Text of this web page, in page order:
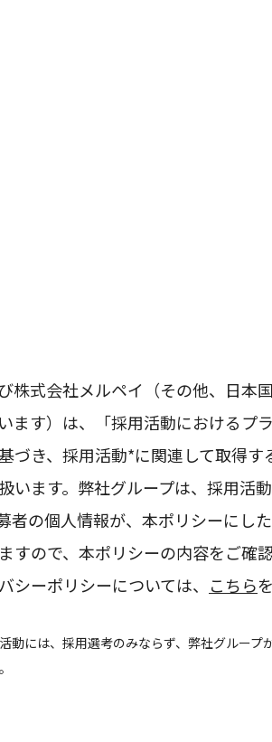
株式会社メルペイ（その他、日本
ます）は、「採用活動におけるプ
づき、採用活動*に関連して取得
います。弊社グループは、採用活
者の個人情報が、本ポリシーにし
すので、本ポリシーの内容をご確
シーポリシーについては、 こちら
動には、採用選考のみならず、弊社グループ